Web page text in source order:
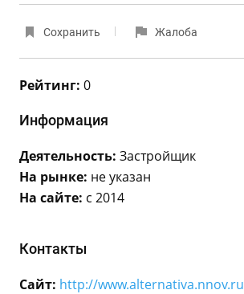
Сохранить Жалоба
Рейтинг: 0
Информация
Деятельность: Застройщик
На рынке: не указан
На сайте: с 2014
Контакты
Сайт: http://www.alternativa.nnov.ru